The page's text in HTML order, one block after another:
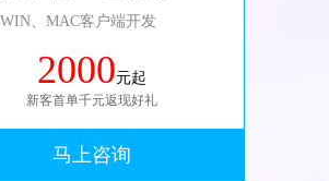
WIN、MAC客户端开发
2000元起
新客首单千元返现好礼
马上咨询